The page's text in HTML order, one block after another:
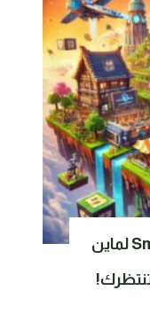
انضم إلى سيرفر SmartCraft لماين